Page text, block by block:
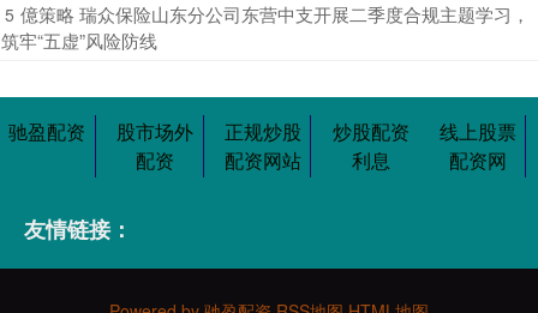
5 ​億策略 瑞众保险山东分公司东营中支开展二季度合规主题学习，
筑牢“五虚”风险防线
驰盈配资
股市场外
配资
正规炒股
配资网站
炒股配资
利息
线上股票
配资网
友情链接：